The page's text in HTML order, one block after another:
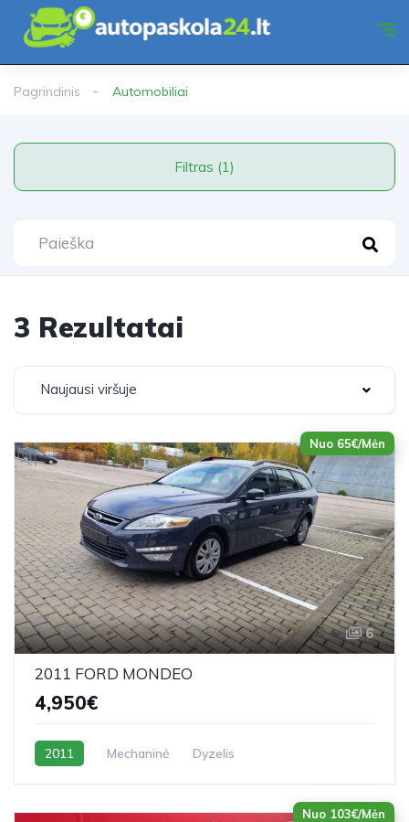
Pagrindinis Automobiliai
Filtras (1)
3 Rezultatai
Naujausi viršuje
Nuo 65€/Mėn
6
2011 FORD MONDEO
4,950€
2011 Mechaninė Dyzelis
Nuo 103€/Mėn